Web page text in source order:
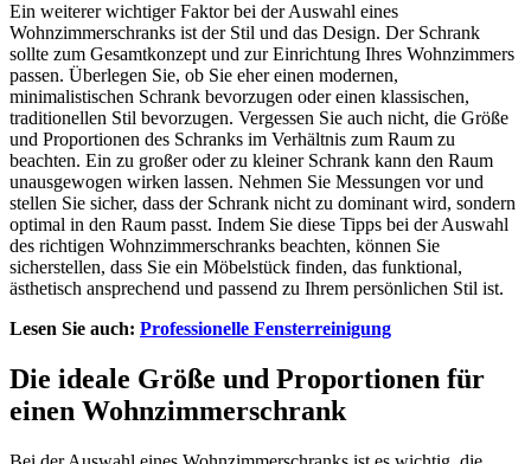
Ein weiterer wichtiger Faktor bei der Auswahl eines
Wohnzimmerschranks ist der Stil und das Design. Der Schrank
sollte zum Gesamtkonzept und zur Einrichtung Ihres Wohnzimmers
passen. Überlegen Sie, ob Sie eher einen modernen,
minimalistischen Schrank bevorzugen oder einen klassischen,
traditionellen Stil bevorzugen. Vergessen Sie auch nicht, die Größe
und Proportionen des Schranks im Verhältnis zum Raum zu
beachten. Ein zu großer oder zu kleiner Schrank kann den Raum
unausgewogen wirken lassen. Nehmen Sie Messungen vor und
stellen Sie sicher, dass der Schrank nicht zu dominant wird, sondern
optimal in den Raum passt. Indem Sie diese Tipps bei der Auswahl
des richtigen Wohnzimmerschranks beachten, können Sie
sicherstellen, dass Sie ein Möbelstück finden, das funktional,
ästhetisch ansprechend und passend zu Ihrem persönlichen Stil ist.
Lesen Sie auch: Professionelle Fensterreinigung
Die ideale Größe und Proportionen für
einen Wohnzimmerschrank